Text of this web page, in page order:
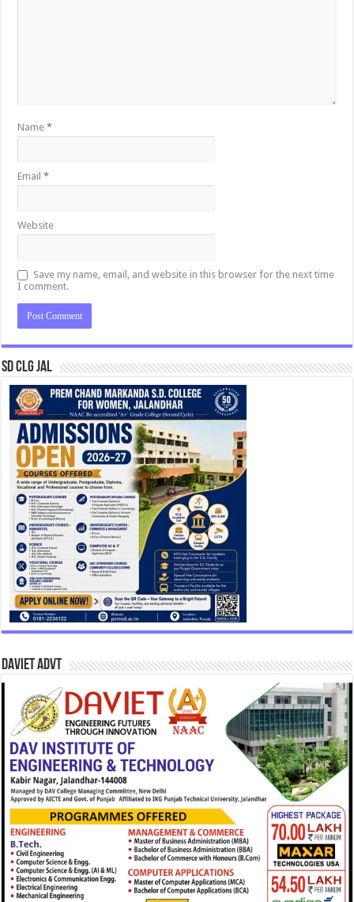
Name*
Email*
Website
Save my name, email, and website in this browser for the next time
I comment.
SD CLG JAL
DAVIET Advt